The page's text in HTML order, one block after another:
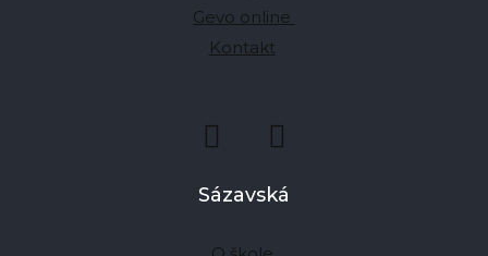
Gevo online
Kontakt
Sázavská